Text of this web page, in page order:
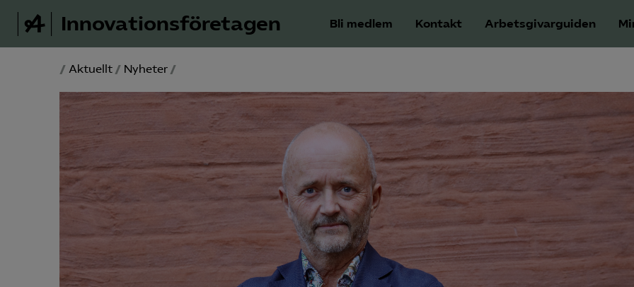
Innovations­företagen Bli medlem Kontakt Arbetsgivarguiden
/ Aktuellt / Nyheter /